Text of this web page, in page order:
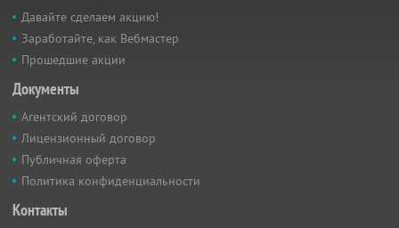
Давайте сделаем акцию!
Заработайте, как Вебмастер
Прошедшие акции
Документы
Агентский договор
Лицензионный договор
Публичная оферта
Политика конфиденциальности
Контакты